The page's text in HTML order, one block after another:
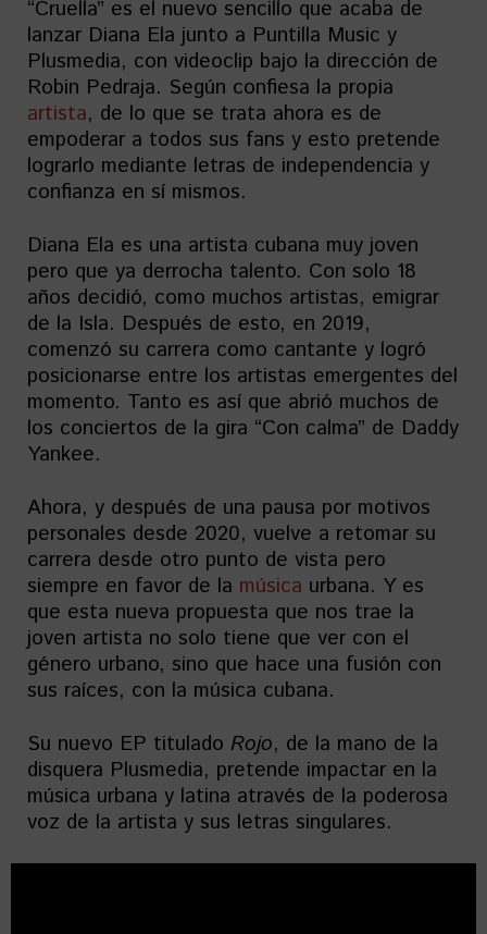
“Cruella” es el nuevo sencillo que acaba de
lanzar Diana Ela junto a Puntilla Music y
Plusmedia, con videoclip bajo la dirección de
Robin Pedraja. Según confiesa la propia
artista, de lo que se trata ahora es de
empoderar a todos sus fans y esto pretende
lograrlo mediante letras de independencia y
confianza en sí mismos.
Diana Ela es una artista cubana muy joven
pero que ya derrocha talento. Con solo 18
años decidió, como muchos artistas, emigrar
de la Isla. Después de esto, en 2019,
comenzó su carrera como cantante y logró
posicionarse entre los artistas emergentes del
momento. Tanto es así que abrió muchos de
los conciertos de la gira “Con calma” de Daddy
Yankee.
Ahora, y después de una pausa por motivos
personales desde 2020, vuelve a retomar su
carrera desde otro punto de vista pero
siempre en favor de la música urbana. Y es
que esta nueva propuesta que nos trae la
joven artista no solo tiene que ver con el
género urbano, sino que hace una fusión con
sus raíces, con la música cubana.
Su nuevo EP titulado Rojo, de la mano de la
disquera Plusmedia, pretende impactar en la
música urbana y latina através de la poderosa
voz de la artista y sus letras singulares.